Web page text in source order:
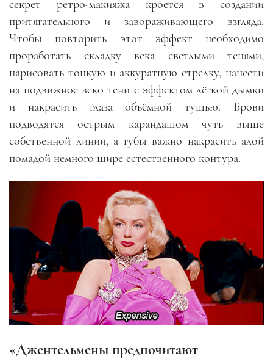
секрет ретро-макияжа кроется в создании
притягательного и завораживающего взгляда.
Чтобы повторить этот эффект необходимо
проработать складку века светлыми тенями,
нарисовать тонкую и аккуратную стрелку, нанести
на подвижное веко тени с эффектом лёгкой дымки
и накрасить глаза объёмной тушью. Брови
подводятся острым карандашом чуть выше
собственной линии, а губы важно накрасить алой
помадой немного шире естественного контура.
«Джентельмены предпочитают